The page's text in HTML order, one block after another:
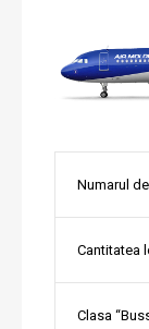
Numarul
Cantitatea
Clasa